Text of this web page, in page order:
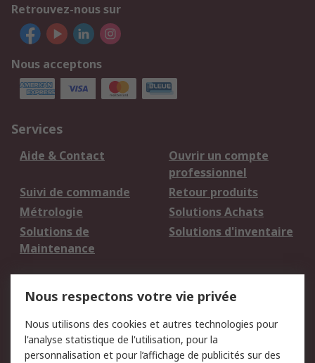
Retrouvez-nous sur
Nous acceptons
Services
Aide & Contact
Ouvrir un compte
professionnel
Suivi de commande
Retour produits
Métrologie
Solutions Achats
Solutions de
Maintenance
Solutions d'inventaire
du site
Politique de protection
Sécurité des E-mails
Nous respectons votre vie privée
Nous utilisons des cookies et autres technologies pour
l'analyse statistique de l'utilisation, pour la
personnalisation et pour l’affichage de publicités sur des